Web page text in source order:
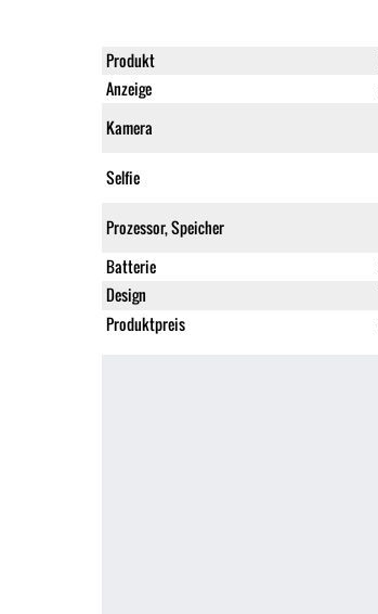
Produkt
Anzeige
Kamera
Selfie
Prozessor, Speicher
Batterie
Design
Produktpreis